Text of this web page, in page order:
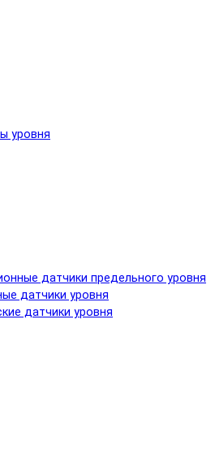
уровня
датчики предельного уровня
датчики уровня
датчики уровня